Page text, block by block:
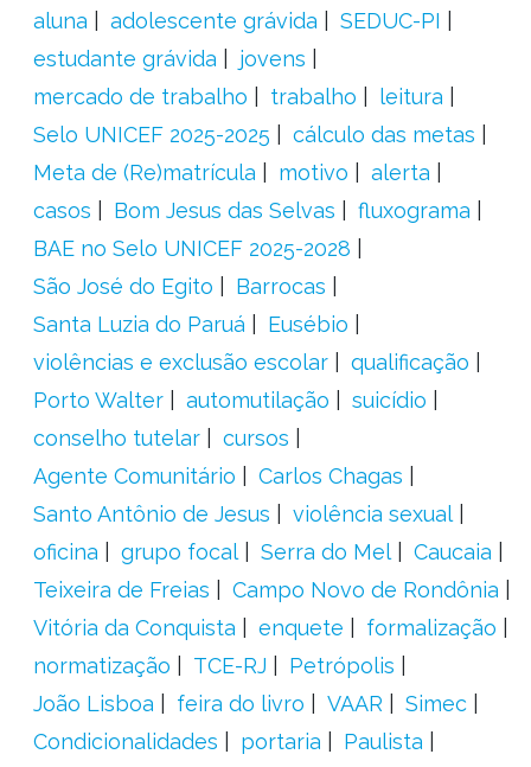
aluna
adolescente grávida
SEDUC-PI
estudante grávida
jovens
mercado de trabalho
trabalho
leitura
Selo UNICEF 2025-2025
cálculo das metas
Meta de (Re)matrícula
motivo
alerta
casos
Bom Jesus das Selvas
fluxograma
BAE no Selo UNICEF 2025-2028
São José do Egito
Barrocas
Santa Luzia do Paruá
Eusébio
violências e exclusão escolar
qualificação
Porto Walter
automutilação
suicídio
conselho tutelar
cursos
Agente Comunitário
Carlos Chagas
Santo Antônio de Jesus
violência sexual
oficina
grupo focal Serra do Mel
Caucaia
Teixeira de Freias
Campo Novo de Rondônia
Vitória da Conquista
enquete
formalização
normatização
TCE-RJ
Petrópolis
João Lisboa
feira do livro VAAR
Simec
Condicionalidades
portaria
Paulista